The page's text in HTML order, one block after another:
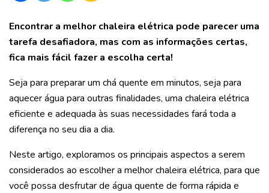
Encontrar a melhor chaleira elétrica pode parecer uma
tarefa desafiadora, mas com as informações certas,
fica mais fácil fazer a escolha certa!
Seja para preparar um chá quente em minutos, seja para
aquecer água para outras finalidades, uma chaleira elétrica
eficiente e adequada às suas necessidades fará toda a
diferença no seu dia a dia.
Neste artigo, exploramos os principais aspectos a serem
considerados ao escolher a melhor chaleira elétrica, para que
você possa desfrutar de água quente de forma rápida e